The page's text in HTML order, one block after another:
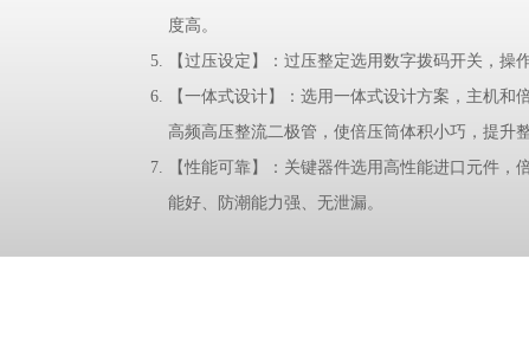
度高。
【过压设定】：过压整定选用数字拨码开关，操
【一体式设计】：选用一体式设计方案，主机和
高频高压整流二极管，使倍压筒体积小巧，提升
【性能可靠】：关键器件选用高性能进口元件，
能好、防潮能力强、无泄漏。